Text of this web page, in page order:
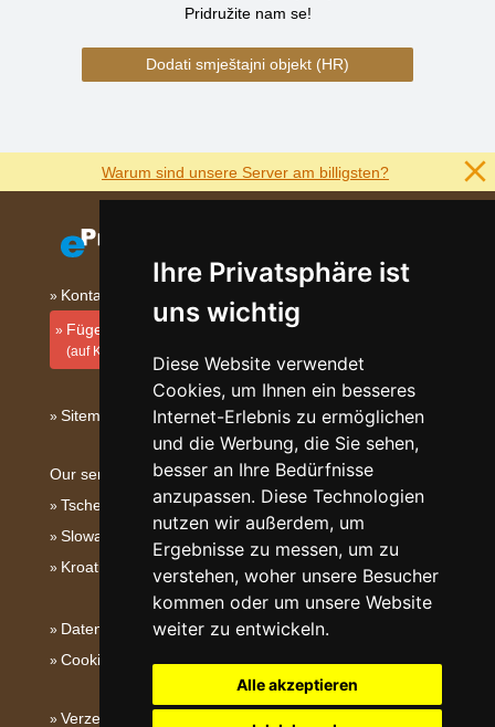
Ihre Privatsphäre ist
uns wichtig
Diese Website verwendet
Cookies, um Ihnen ein besseres
Internet-Erlebnis zu ermöglichen
und die Werbung, die Sie sehen,
besser an Ihre Bedürfnisse
anzupassen. Diese Technologien
nutzen wir außerdem, um
Ergebnisse zu messen, um zu
verstehen, woher unsere Besucher
kommen oder um unsere Website
weiter zu entwickeln.
Alle akzeptieren
Pridružite nam se!
Dodati smještajni objekt (HR)
Warum sind unsere Server am billigsten?
Kontakt
Fügen Sie Ihre Unterkunft hinzu
(auf Kroatisch)
Sitemap
Our servers:
Tschechische Gebirge
Slowakische Gebirge
Kroatien
Datenschutz
Cookies
Verzeichnis der Unterkunft